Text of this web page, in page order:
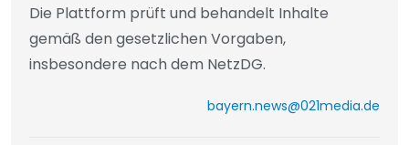
Die Plattform prüft und behandelt Inhalte
gemäß den gesetzlichen Vorgaben,
insbesondere nach dem NetzDG.
bayern.news@021media.de